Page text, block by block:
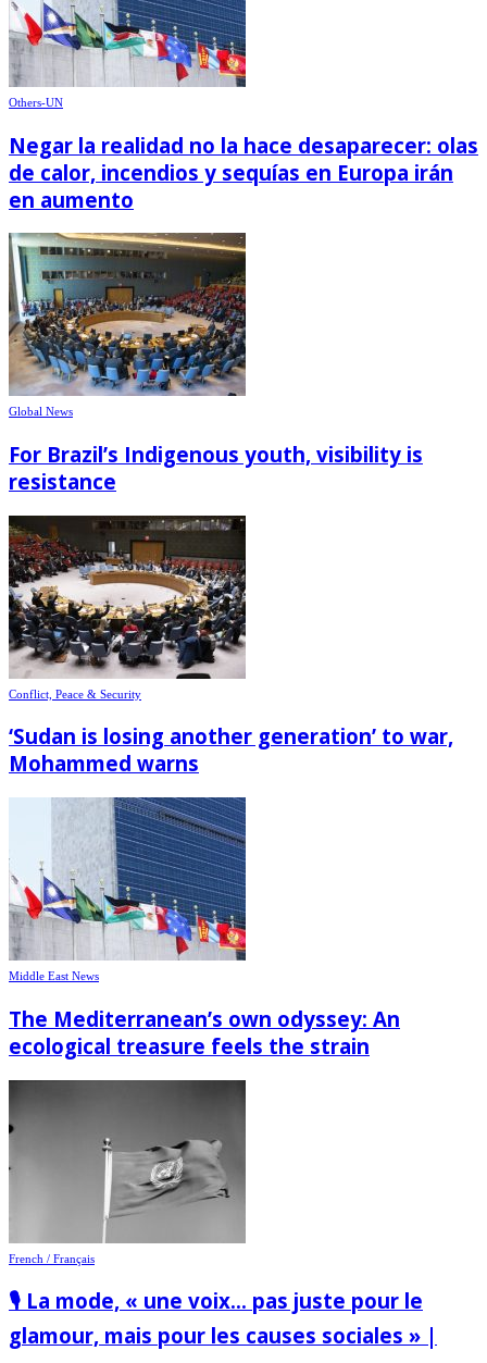
Others-UN
Negar la realidad no la hace desaparecer: olas
de calor, incendios y sequías en Europa irán
en aumento
Global News
For Brazil’s Indigenous youth, visibility is
resistance
Conflict, Peace & Security
‘Sudan is losing another generation’ to war,
Mohammed warns
Middle East News
The Mediterranean’s own odyssey: An
ecological treasure feels the strain
French / Français
🎙️ La mode, « une voix… pas juste pour le
glamour, mais pour les causes sociales » |